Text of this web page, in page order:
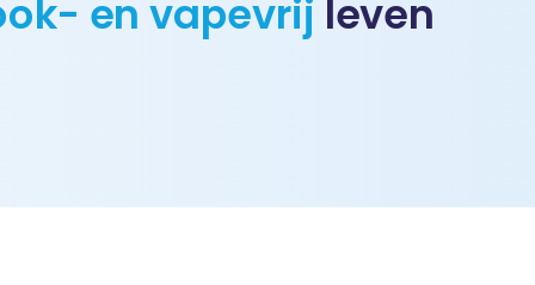
en vapevrij leven